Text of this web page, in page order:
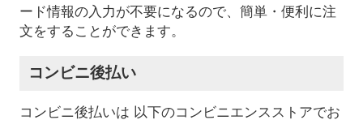
ード情報の入力が不要になるので、簡単・便利に注
文をすることができます。
コンビニ後払い
コンビニ後払いは 以下のコンビニエンスストアでお